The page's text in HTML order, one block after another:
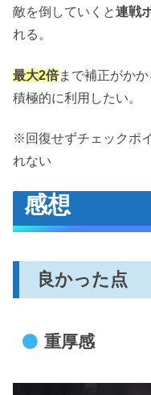
敵を倒していくと連戦
れる。
最大2倍まで補正がか
積極的に利用したい。
※回復せずチェックポ
れない
感想
良かった点
重厚感